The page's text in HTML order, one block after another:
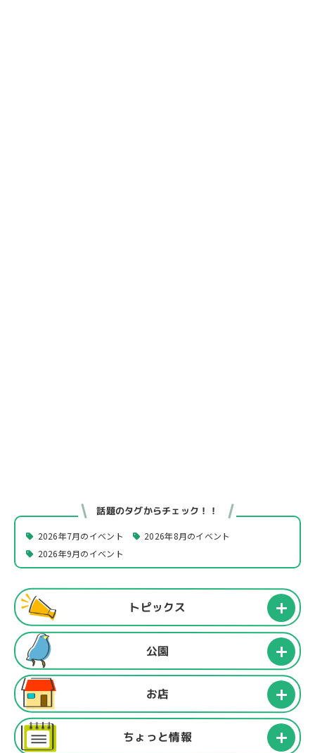
話題のタグからチェック！！
2026年7月のイベント
2026年8月のイベント
2026年9月のイベント
トピックス
公園
お店
ちょっと情報